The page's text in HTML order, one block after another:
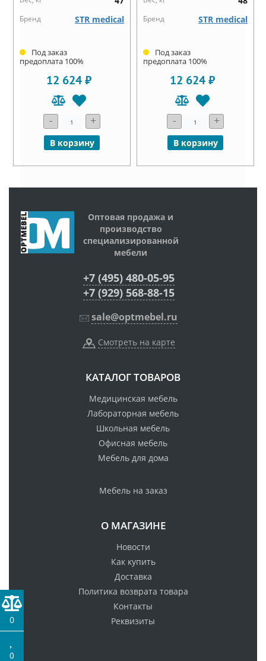
Бренд STR medical
Под заказ
предоплата 100%
12 624 ₽
- +
В корзину
Бренд STR medical
Под заказ
предоплата 100%
12 624 ₽
- +
В корзину
Оптовая продажа и
производство
специализированной
мебели
+7 (495) 480-05-95
+7 (929) 568-88-15
sale@optmebel.ru
Смотреть на карте
КАТАЛОГ ТОВАРОВ
Медицинская мебель
Лабораторная мебель
Школьная мебель
Офисная мебель
Мебель для дома
Мебель на заказ
О МАГАЗИНЕ
Новости
Как купить
Доставка
Политика возврата товара
Контакты
Реквизиты
0
0